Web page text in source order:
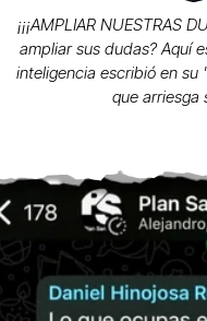
¡¡¡AMPLIAR NUESTRAS
ampliar sus dudas? Aquí
inteligencia escribió en
que arriesga